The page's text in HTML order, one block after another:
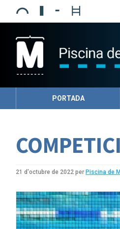
navigation
content
sidebar
PORTADA
21 d'octubre de 2022 per Piscina de